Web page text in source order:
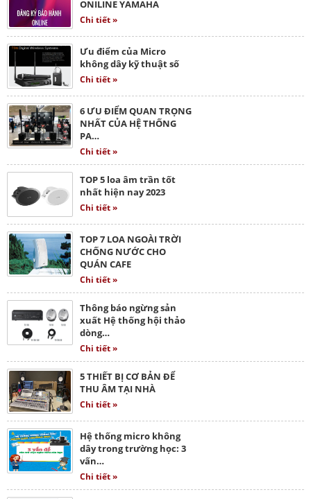
ONILINE YAMAHA
Chi tiết »
Ưu điểm của Micro
không dây kỹ thuật số
Chi tiết »
6 ƯU ĐIỂM QUAN TRỌNG
NHẤT CỦA HỆ THỐNG
PA…
Chi tiết »
TOP 5 loa âm trần tốt
nhất hiện nay 2023
Chi tiết »
TOP 7 LOA NGOÀI TRỜI
CHỐNG NƯỚC CHO
QUÁN CAFE
Chi tiết »
Thông báo ngừng sản
xuất Hệ thống hội thảo
dòng…
Chi tiết »
5 THIẾT BỊ CƠ BẢN ĐỂ
THU ÂM TẠI NHÀ
Chi tiết »
Hệ thống micro không
dây trong trường học: 3
vấn…
Chi tiết »